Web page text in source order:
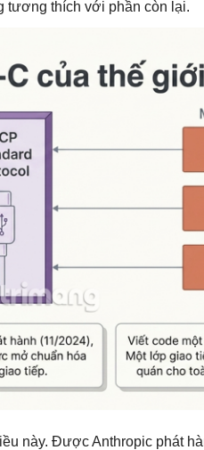
tương thích với phần còn lại.
này. Được Anthropic phát